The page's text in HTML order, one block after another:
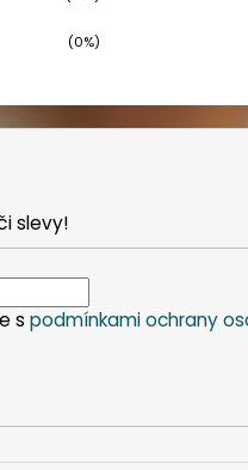
(0%)
slevy!
s podmínkami ochrany